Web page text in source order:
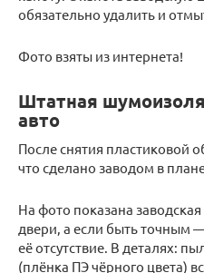
обязательно удалить и
Фото взяты из интернета!
Штатная
авто
После снятия пластиковой
что сделано заводом в
На фото показана
двери, а если быть точным
её отсутствие. В деталях:
(плёнка ПЭ чёрного цвета)